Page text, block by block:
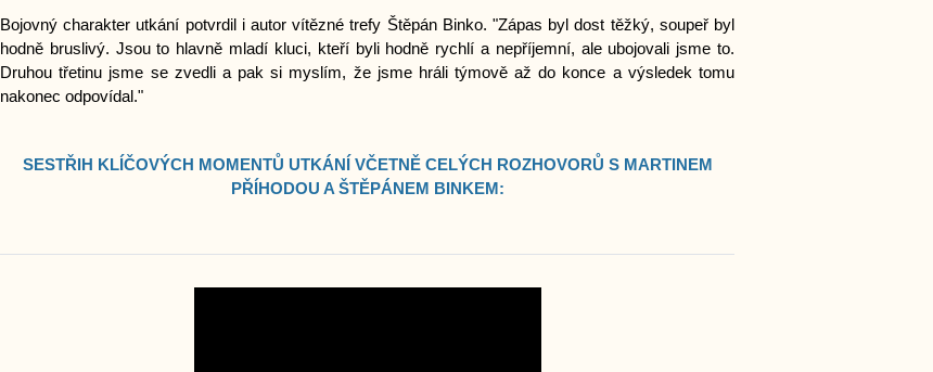
Bojovný charakter utkání potvrdil i autor vítězné trefy Štěpán Binko. "Zápas byl dost těžký, soupeř byl
hodně bruslivý. Jsou to hlavně mladí kluci, kteří byli hodně rychlí a nepříjemní, ale ubojovali jsme to.
Druhou třetinu jsme se zvedli a pak si myslím, že jsme hráli týmově až do konce a výsledek tomu
nakonec odpovídal."
SESTŘIH KLÍČOVÝCH MOMENTŮ UTKÁNÍ VČETNĚ CELÝCH ROZHOVORŮ S MARTINEM
PŘÍHODOU A ŠTĚPÁNEM BINKEM: